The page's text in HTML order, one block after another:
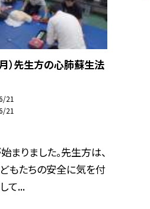
月）先生方の心肺蘇生法
21
21
まりました。先生方は、
もたちの安全に気を付
て...